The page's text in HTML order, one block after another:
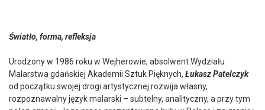
Światło, forma, refleksja
Urodzony w 1986 roku w Wejherowie, absolwent Wydziału
Malarstwa gdańskiej Akademii Sztuk Pięknych, Łukasz Patelczyk
od początku swojej drogi artystycznej rozwija własny,
rozpoznawalny język malarski – subtelny, analityczny, a przy tym